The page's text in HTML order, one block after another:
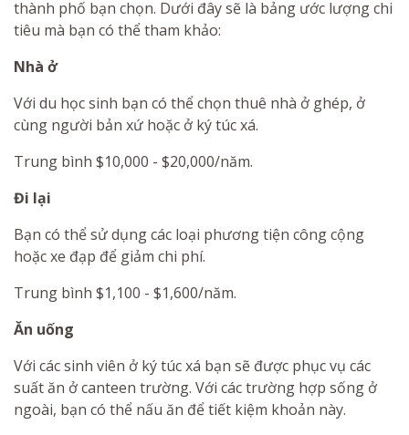
thành phố bạn chọn. Dưới đây sẽ là bảng ước lượng chi
tiêu mà bạn có thể tham khảo:
Nhà ở
Với du học sinh bạn có thể chọn thuê nhà ở ghép, ở
cùng người bản xứ hoặc ở ký túc xá.
Trung bình $10,000 - $20,000/năm.
Đi lại
Bạn có thể sử dụng các loại phương tiện công cộng
hoặc xe đạp để giảm chi phí.
Trung bình $1,100 - $1,600/năm.
Ăn uống
Với các sinh viên ở ký túc xá bạn sẽ được phục vụ các
suất ăn ở canteen trường. Với các trường hợp sống ở
ngoài, bạn có thể nấu ăn để tiết kiệm khoản này.